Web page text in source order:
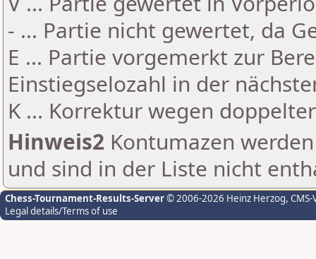
- ... Partie nicht gewertet, da
E ... Partie vorgemerkt zur
Einstiegselozahl in der
K ... Korrektur wegen
Hinweis2 Kontumazen
und sind in der Liste nicht
Chess-Tournament-Results-Server© 2006-2026 Heinz Herzog,
Legal details/Terms of use